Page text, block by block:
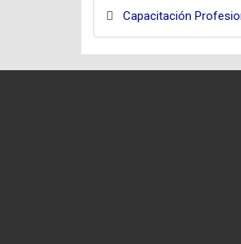
Capacitación